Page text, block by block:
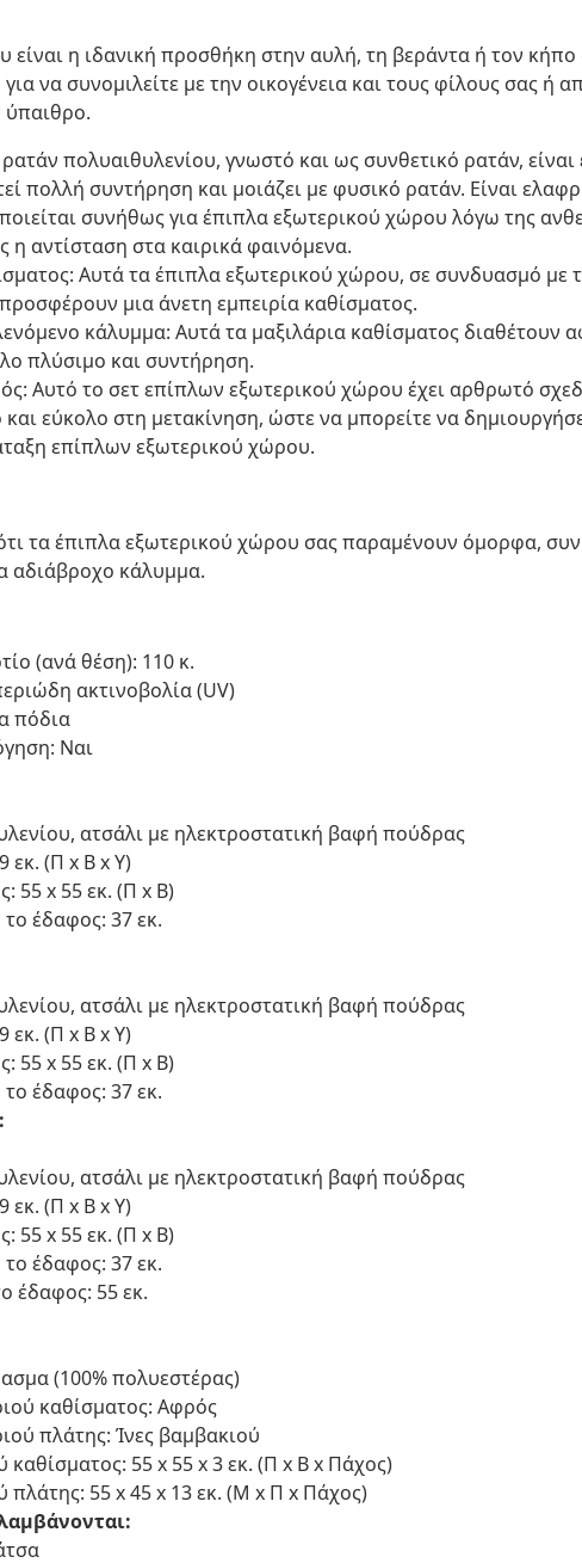
είναι η ιδανική προσθήκη στην αυλή, τη βεράντα ή τον
να συνομιλείτε με την οικογένεια και τους φίλους σας ή
ύπαιθρο.
πολυαιθυλενίου, γνωστό και ως συνθετικό ρατάν,
πολλή συντήρηση και μοιάζει με φυσικό ρατάν. Είναι
συνήθως για έπιπλα εξωτερικού χώρου λόγω της
η αντίσταση στα καιρικά φαινόμενα.
Αυτά τα έπιπλα εξωτερικού χώρου, σε συνδυασμό με
μια άνετη εμπειρία καθίσματος.
κάλυμμα: Αυτά τα μαξιλάρια καθίσματος διαθέτουν
πλύσιμο και συντήρηση.
Αυτό το σετ επίπλων εξωτερικού χώρου έχει αρθρωτό
και εύκολο στη μετακίνηση, ώστε να μπορείτε να
επίπλων εξωτερικού χώρου.
τα έπιπλα εξωτερικού χώρου σας παραμένουν όμορφα,
αδιάβροχο κάλυμμα.
(ανά θέση): 110 κ.
ακτινοβολία (UV)
πόδια
Ναι
ατσάλι με ηλεκτροστατική βαφή πούδρας
εκ. (Π x Β x Υ)
55 x 55 εκ. (Π x Β)
έδαφος: 37 εκ.
ατσάλι με ηλεκτροστατική βαφή πούδρας
εκ. (Π x Β x Υ)
55 x 55 εκ. (Π x Β)
έδαφος: 37 εκ.
ατσάλι με ηλεκτροστατική βαφή πούδρας
εκ. (Π x Β x Υ)
55 x 55 εκ. (Π x Β)
έδαφος: 37 εκ.
έδαφος: 55 εκ.
(100% πολυεστέρας)
καθίσματος: Αφρός
πλάτης: Ίνες βαμβακιού
καθίσματος: 55 x 55 x 3 εκ. (Π x Β x Πάχος)
πλάτης: 55 x 45 x 13 εκ. (Μ x Π x Πάχος)